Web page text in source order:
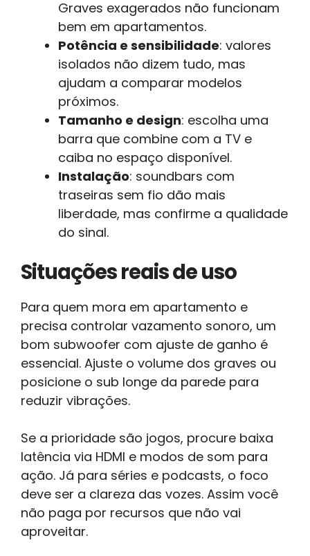
Graves exagerados não funcionam
bem em apartamentos.
Potência e sensibilidade: valores
isolados não dizem tudo, mas
ajudam a comparar modelos
próximos.
Tamanho e design: escolha uma
barra que combine com a TV e
caiba no espaço disponível.
Instalação: soundbars com
traseiras sem fio dão mais
liberdade, mas confirme a qualidade
do sinal.
Situações reais de uso
Para quem mora em apartamento e
precisa controlar vazamento sonoro, um
bom subwoofer com ajuste de ganho é
essencial. Ajuste o volume dos graves ou
posicione o sub longe da parede para
reduzir vibrações.
Se a prioridade são jogos, procure baixa
latência via HDMI e modos de som para
ação. Já para séries e podcasts, o foco
deve ser a clareza das vozes. Assim você
não paga por recursos que não vai
aproveitar.